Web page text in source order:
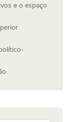
e o espaço